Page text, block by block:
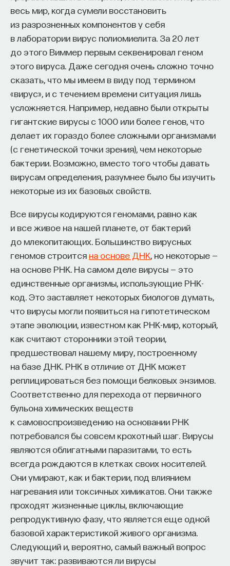
весь мир, когда сумели восстановить
из разрозненных компонентов у себя
в лаборатории вирус полиомиелита. За 20 лет
до этого Виммер первым секвенировал геном
этого вируса. Даже сегодня очень сложно точно
сказать, что мы имеем в виду под термином
«вирус», и с течением времени ситуация лишь
усложняется. Например, недавно были открыты
гигантские вирусы с 1000 или более генов, что
делает их гораздо более сложными организмами
(с генетической точки зрения), чем некоторые
бактерии. Возможно, вместо того чтобы давать
вирусам определения, разумнее было бы изучить
некоторые из их базовых свойств.
Все вирусы кодируются геномами, равно как
и все живое на нашей планете, от бактерий
до млекопитающих. Большинство вирусных
геномов строится на основе ДНК , но некоторые —
на основе РНК. На самом деле вирусы — это
единственные организмы, использующие РНК-
код. Это заставляет некоторых биологов думать,
что вирусы могли появиться на гипотетическом
этапе эволюции, известном как РНК-мир, который,
как считают сторонники этой теории,
предшествовал нашему миру, построенному
на базе ДНК. РНК в отличие от ДНК может
реплицироваться без помощи белковых энзимов.
Соответственно для перехода от первичного
бульона химических веществ
к самовоспроизведению на основании РНК
потребовался бы совсем крохотный шаг. Вирусы
являются облигатными паразитами, то есть
всегда рождаются в клетках своих носителей.
Они умирают, как и бактерии, под влиянием
нагревания или токсичных химикатов. Они также
проходят жизненные циклы, включающие
репродуктивную фазу, что является еще одной
базовой характеристикой живого организма.
Следующий и, вероятно, самый важный вопрос
звучит так: развиваются ли вирусы